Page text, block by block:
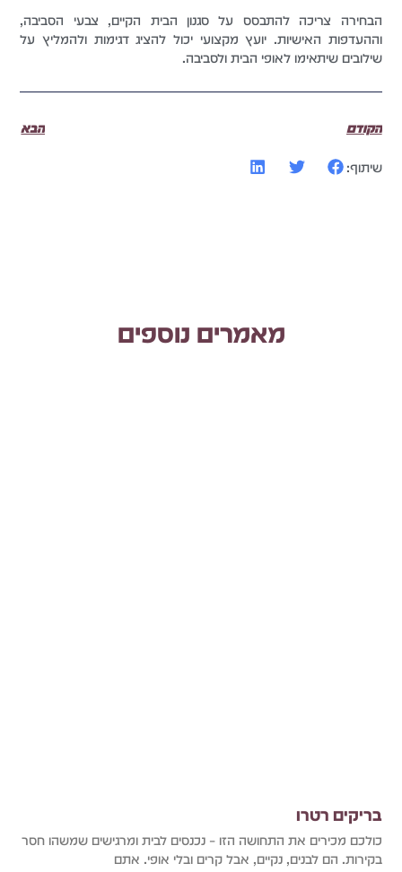
הבחירה צריכה להתבסס על סגנון הבית הקיים, צבעי הסביבה,
וההעדפות האישיות. יועץ מקצועי יכול להציג דגימות ולהמליץ על
שילובים שיתאימו לאופי הבית ולסביבה.
הקודם הבא
שיתוף:
מאמרים נוספים
בריקים רטרו
כולכם מכירים את התחושה הזו – נכנסים לבית ומרגישים שמשהו חסר
בקירות. הם לבנים, נקיים, אבל קרים ובלי אופי. אתם